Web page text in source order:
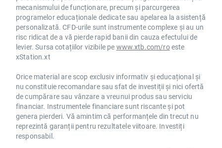
mecanismului de funcționare, precum și parcurgerea
programelor educaționale dedicate sau apelarea la asistență
personalizată. CFD-urile sunt instrumente complexe și au un
risc ridicat de a vă pierde rapid banii din cauza efectului de
levier. Sursa cotațiilor vizibile pe www.xtb.com/roeste
xStation.xt
Orice material are scop exclusiv informativ și educațional și
nu constituie recomandare sau sfat de investiții și nici ofertă
de cumpărare sau vânzare a vreunui produs sau serviciu
financiar. Instrumentele financiare sunt riscante și pot
genera pierderi. Vă amintim că performanțele din trecut nu
reprezintă garanții pentru rezultatele viitoare. Investiți
responsabil.